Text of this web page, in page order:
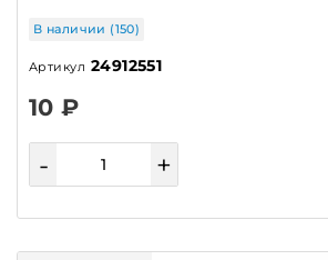
В наличии (150)
Артикул 24912551
10 ₽
- +